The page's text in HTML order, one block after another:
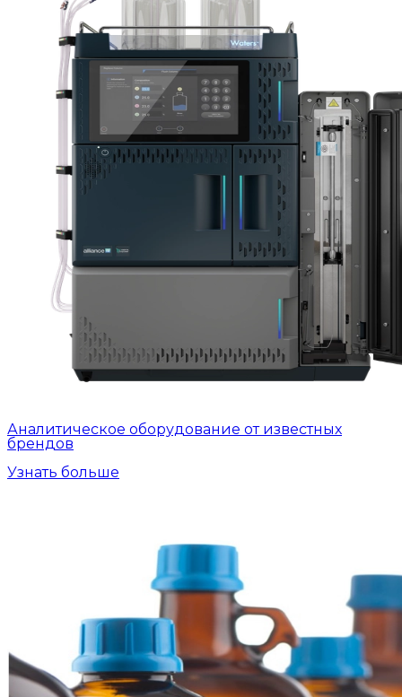
Аналитическое оборудование от известных
брендов
Узнать больше